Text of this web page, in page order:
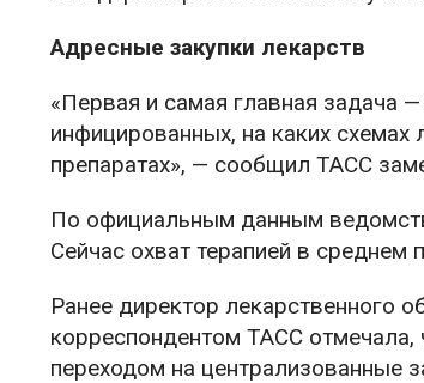
Адресные закупки лекарств
«Первая и самая главная задача
инфицированных, на каких схемах
препаратах», — сообщил ТАСС
По официальным данным
Сейчас охват терапией в среднем
Ранее директор лекарственного
корреспондентом ТАСС
переходом на централизованные